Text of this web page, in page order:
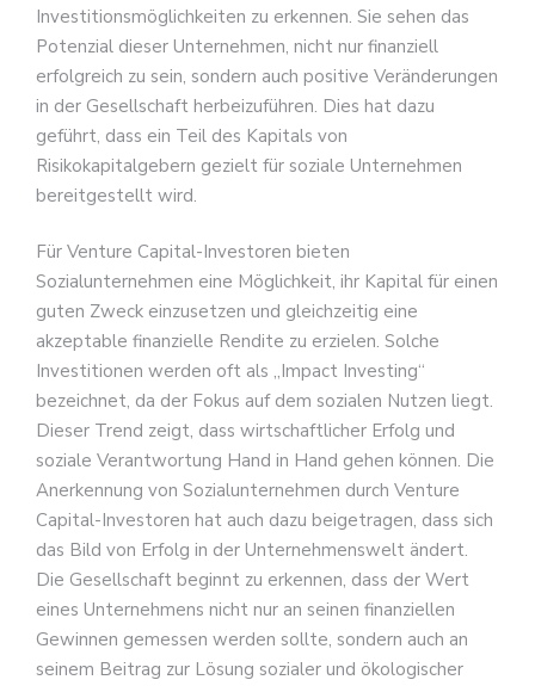
Investitionsmöglichkeiten zu erkennen. Sie sehen das
Potenzial dieser Unternehmen, nicht nur finanziell
erfolgreich zu sein, sondern auch positive Veränderungen
in der Gesellschaft herbeizuführen. Dies hat dazu
geführt, dass ein Teil des Kapitals von
Risikokapitalgebern gezielt für soziale Unternehmen
bereitgestellt wird.
Für Venture Capital-Investoren bieten
Sozialunternehmen eine Möglichkeit, ihr Kapital für einen
guten Zweck einzusetzen und gleichzeitig eine
akzeptable finanzielle Rendite zu erzielen. Solche
Investitionen werden oft als „Impact Investing“
bezeichnet, da der Fokus auf dem sozialen Nutzen liegt.
Dieser Trend zeigt, dass wirtschaftlicher Erfolg und
soziale Verantwortung Hand in Hand gehen können. Die
Anerkennung von Sozialunternehmen durch Venture
Capital-Investoren hat auch dazu beigetragen, dass sich
das Bild von Erfolg in der Unternehmenswelt ändert.
Die Gesellschaft beginnt zu erkennen, dass der Wert
eines Unternehmens nicht nur an seinen finanziellen
Gewinnen gemessen werden sollte, sondern auch an
seinem Beitrag zur Lösung sozialer und ökologischer